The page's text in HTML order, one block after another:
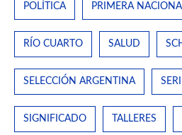
POLÍTICA PRIMERA
RÍO CUARTO SALUD
SELECCIÓN ARGENTINA
SIGNIFICADO TALLERES